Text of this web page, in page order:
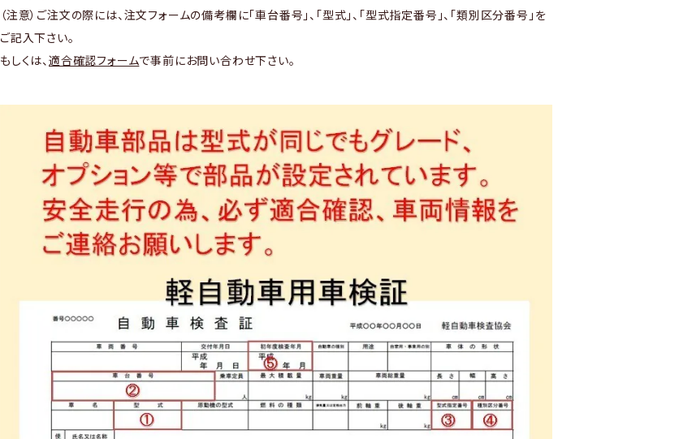
（注意）ご注文の際には、注文フォームの備考欄に「車台番号」、「型式」、「型式指定番号」、「類別区分番号」を
ご記入下さい。
もしくは、 適合確認フォームで事前にお問い合わせ下さい。